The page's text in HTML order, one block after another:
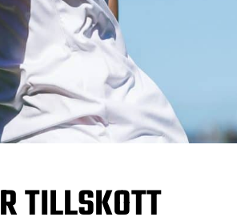
TILLSKOTT